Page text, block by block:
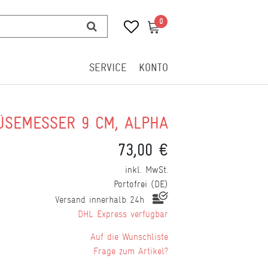
0 0
SERVICE KONTO
9 CM, ALPHA
73,00 €
inkl. MwSt.
Portofrei (DE)
Versand innerhalb 24h
DHL Express verfügbar
Wunschliste
Frage zum Artikel?